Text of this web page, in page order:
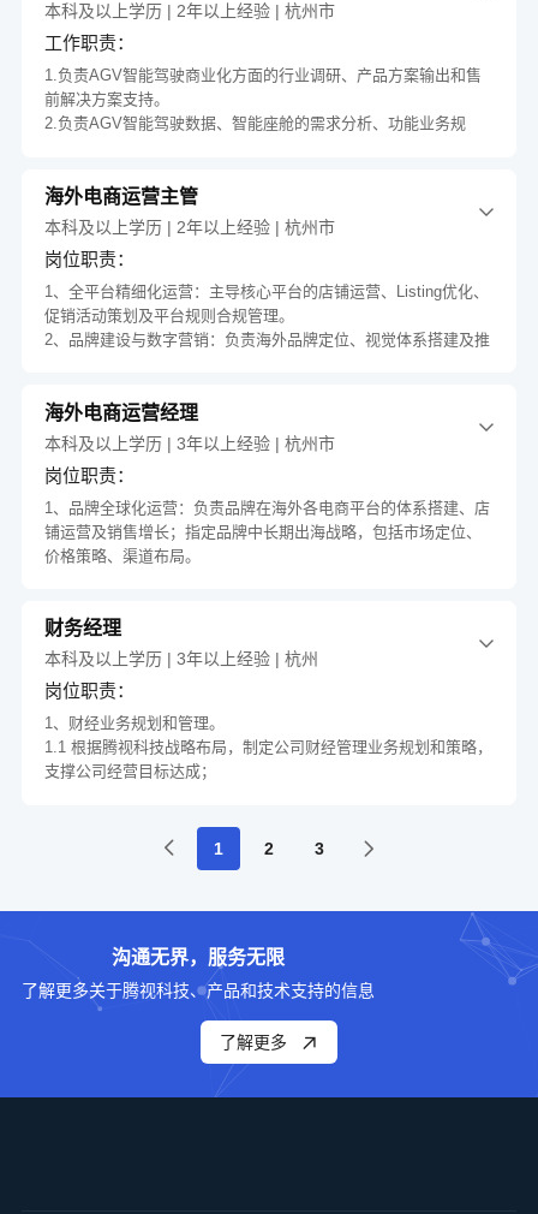
本科及以上学历 | 2年以上经验 | 杭州市
工作职责：
1.负责AGV智能驾驶商业化方面的行业调研、产品方案输出和售
前解决方案支持。
2.负责AGV智能驾驶数据、智能座舱的需求分析、功能业务规
充分了解相关前沿技术，保证旺盛的产品竞争力。
4.追踪AGV智能驾驶工具链等相关咨询项目的发布、交付、部署
作，协调沟通供应商。
任职资格：
数据可视化和智能座舱有一定设计能力。
3.具有成熟的产品经理软硬技能及方法论，具备较强的需求分析
能力、问题拆解能力和创新突破能力，文档撰写功底优秀。
意识。
5.能偶尔短期出差。
加分项：
2.有车载硬件/AGV智能驾驶/叉车，汽车/自动驾驶仿真领域从业
经验者优先。
3.三到五年行业工作经验优先。
申 请
海外电商运营主管
本科及以上学历 | 2年以上经验 | 杭州市
岗位职责：
1、全平台精细化运营：主导核心平台的店铺运营、Listing优化、
促销活动策划及平台规则合规管理。
2、品牌建设与数字营销：负责海外品牌定位、视觉体系搭建及推
3、销售驱动与市场洞察：分析市场趋势、竞品动态及用户行为数
据，制定爆款打造及清库存策略；监控销售漏斗指标（流量/转化
4、产品规划与供应链协同：基于海外市场需求及数据反馈，主导
未来选品建议及定价策略；联动产品开发与供应链团队，确保新
品及时上市及库存健康周转。
5、合规风控与品牌保护：确保业务符合平台政策、当地消费者保
6、团队管理与跨部门协作：组建并培养跨境电商运营团队，建立
绩效考核机制；高效协同产品、物流、客服及财务团队，保障订
任职要求：
1、三年以上海外电商实操经验，有消费电子类目（相机/3C/智能
硬件）成功案例。
3、深度掌握主流平台规则及广告算法，熟练运用数据分析工具驱
海外电商运营经理
本科及以上学历 | 3年以上经验 | 杭州市
岗位职责：
1、品牌全球化运营：负责品牌在海外各电商平台的体系搭建、店
铺运营及销售增长；指定品牌中长期出海战略，包括市场定位、
价格策略、渠道布局。
3、广告与流量运营：主导全域广告投放，优化ROAS及LTV；开
发站外引流策略，降低获客成本。
分析，主导新品开发方向；联动供应链团队，把控产品迭代节
奏、库存及物流方案。
5、品牌合规与知识产权：负责海外商标/专利注册、平台品牌备
案、侵权监控及维权；确保产品合规（CE/FCC认证、包装法规、
户；搭建KOL合作体系及UGC运营机制，提升品牌声量。
1、五年以上海外电商实操经验，3年以上团队管理经历，精通消
费电子/智能硬件类目（如相机/3C配件），有Instant360的高客单
价产品运营成功案例。
2、独立完成选品模型搭建，处理过平台封店/侵权/差评危机事
3、熟悉短视频内容制造及直播运营。
4、具有创造性思维，能够突破思维局限，提出创新解决方案。
5、优秀的团队协作能力和有效的沟通能力。
财务经理
本科及以上学历 | 3年以上经验 | 杭州
岗位职责：
1、财经业务规划和管理。
1.1 根据腾视科技战略布局，制定公司财经管理业务规划和策略，
支撑公司经营目标达成；
资源利用效率；
2.2 负责预测管理方法制定，提高预测准确率，提升经营效率；
2.3 负责月度经营分析报告输出，推动经营目标达成。
3、账务管理。
3.1 统筹分子公司账务管理，提升财务数据准确性、完整性和及时
3.2 负责规范财务档案管理，确保财务数据安全。
1 2 3
沟通无界，服务无限
了解更多关于腾视科技、产品和技术支持的信息
了解更多